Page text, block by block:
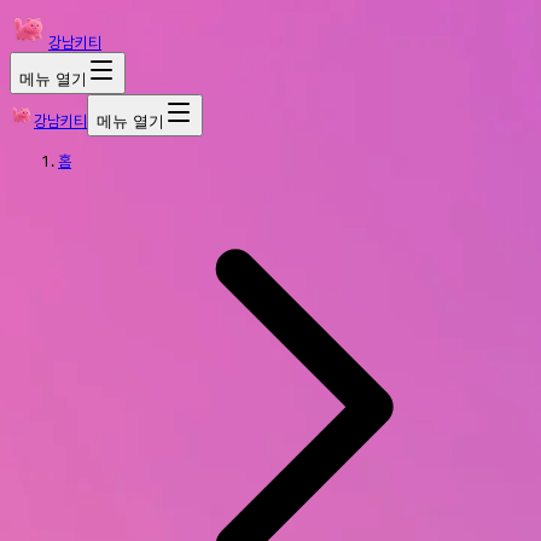
강남키티
메뉴 열기
강남키티 메뉴 열기
홈